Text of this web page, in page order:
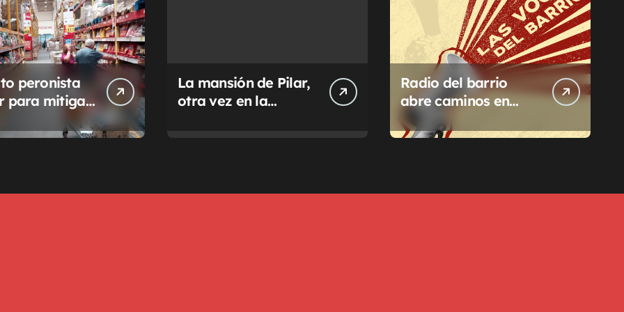
peronista
para mitigar
La mansión de Pilar,
otra vez en la
Radio del barrio
abre caminos en